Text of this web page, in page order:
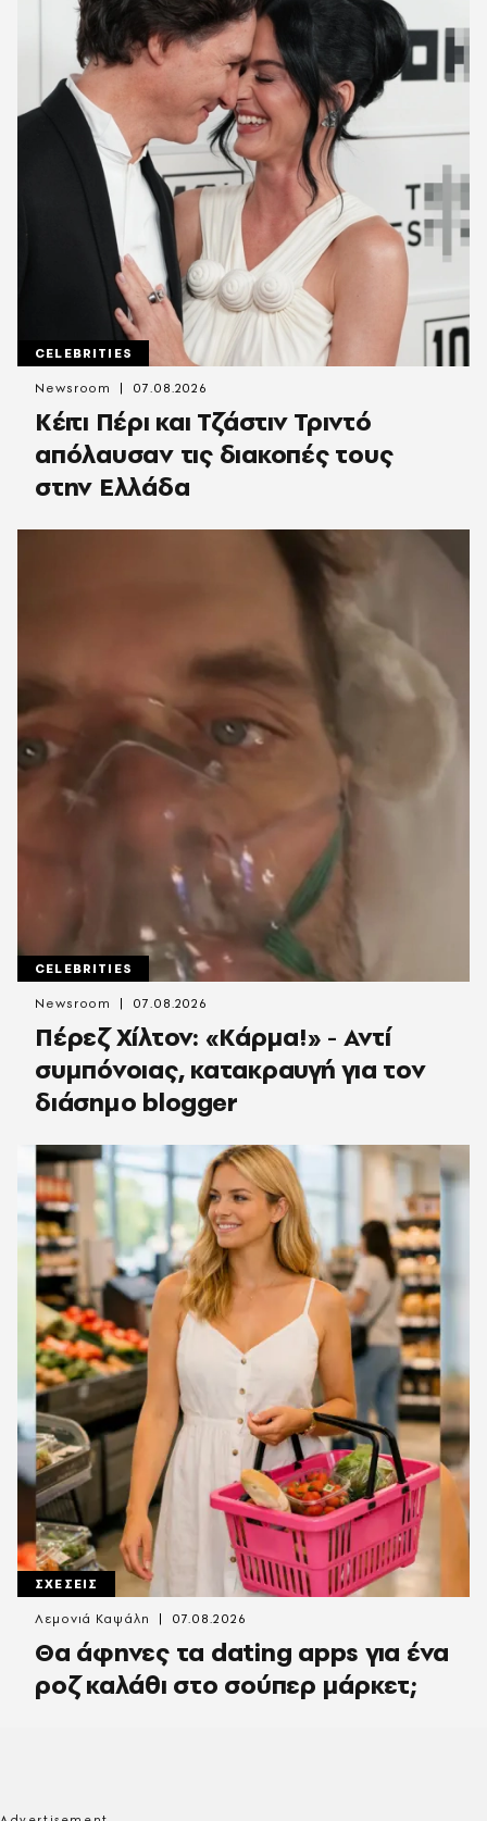
CELEBRITIES
Κέιτι Πέρι και Τζάστιν Τριντό
απόλαυσαν τις διακοπές τους
στην Ελλάδα
Newsroom 07.08.2026
CELEBRITIES
Πέρεζ Χίλτον: «Κάρμα!» - Αντί
συμπόνοιας, κατακραυγή για τον
διάσημο blogger
Newsroom 07.08.2026
ΣΧΕΣΕΙΣ
Θα άφηνες τα dating apps για ένα
ροζ καλάθι στο σούπερ μάρκετ;
Λεμονιά Καψάλη 07.08.2026